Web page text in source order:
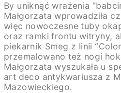
By uniknąć wrażenia
Małgorzata wprowadziła
więc nowoczesne tuby
oraz ramki frontu witryny,
piekarnik Smeg z linii
przemalowano też nogi
Małgorzata wyszukała u
art deco antykwariusza z
Mazowieckiego.